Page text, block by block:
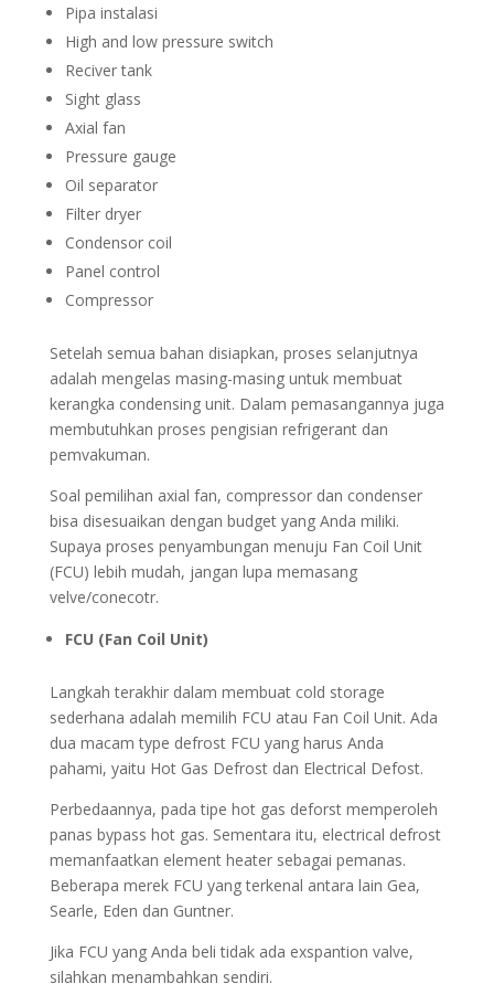
Pipa instalasi
High and low pressure switch
Reciver tank
Sight glass
Axial fan
Pressure gauge
Oil separator
Filter dryer
Condensor coil
Panel control
Compressor
Setelah semua bahan disiapkan, proses selanjutnya
adalah mengelas masing-masing untuk membuat
kerangka condensing unit. Dalam pemasangannya juga
membutuhkan proses pengisian refrigerant dan
pemvakuman.
Soal pemilihan axial fan, compressor dan condenser
bisa disesuaikan dengan budget yang Anda miliki.
Supaya proses penyambungan menuju Fan Coil Unit
(FCU) lebih mudah, jangan lupa memasang
velve/conecotr.
FCU (Fan Coil Unit)
Langkah terakhir dalam membuat cold storage
sederhana adalah memilih FCU atau Fan Coil Unit. Ada
dua macam type defrost FCU yang harus Anda
pahami, yaitu Hot Gas Defrost dan Electrical Defost.
Perbedaannya, pada tipe hot gas deforst memperoleh
panas bypass hot gas. Sementara itu, electrical defrost
memanfaatkan element heater sebagai pemanas.
Beberapa merek FCU yang terkenal antara lain Gea,
Searle, Eden dan Guntner.
Jika FCU yang Anda beli tidak ada exspantion valve,
silahkan menambahkan sendiri.